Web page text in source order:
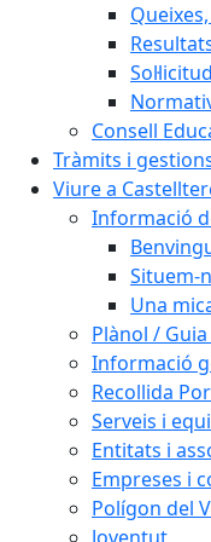
Consell
Tràmits i
Viure a
Informació
Situem-
Una
Plànol /
Informació
Recollida
Serveis i
Entitats i
Empreses i
Polígon del